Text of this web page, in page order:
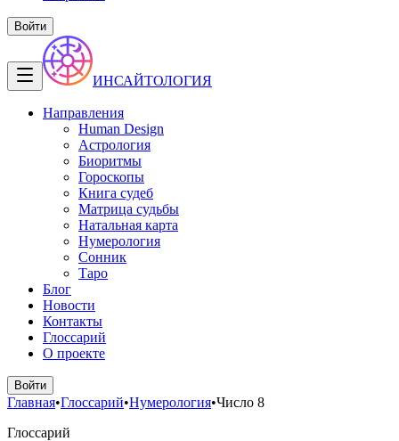
Войти
ИНСАЙТОЛОГИЯ
Направления
Human Design
Астрология
Биоритмы
Гороскопы
Книга судеб
Матрица судьбы
Натальная карта
Нумерология
Сонник
Таро
Блог
Новости
Контакты
Глоссарий
О проекте
Войти
Главная•Глоссарий•Нумерология•Число 8
Глоссарий